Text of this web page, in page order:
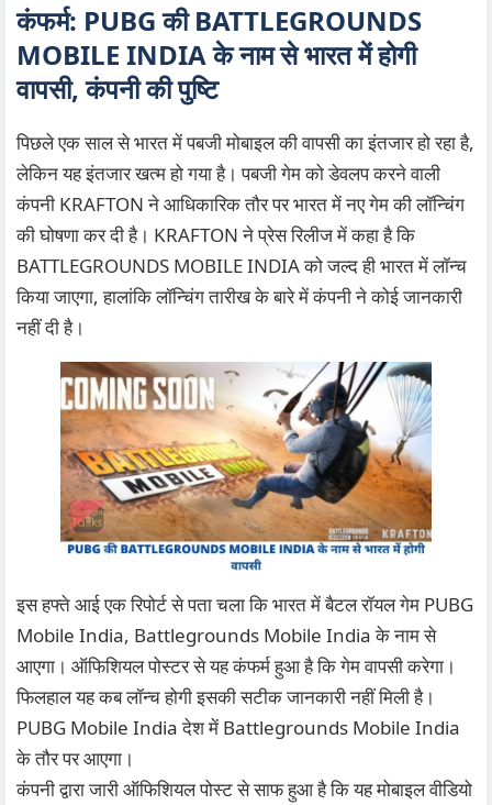
कंफर्म: PUBG की BATTLEGROUNDS
MOBILE INDIA के नाम से भारत में होगी
वापसी, कंपनी की पुष्टि
पिछले एक साल से भारत में पबजी मोबाइल की वापसी का इंतजार हो रहा है,
लेकिन यह इंतजार खत्म हो गया है। पबजी गेम को डेवलप करने वाली
कंपनी KRAFTON ने आधिकारिक तौर पर भारत में नए गेम की लॉन्चिंग
की घोषणा कर दी है। KRAFTON ने प्रेस रिलीज में कहा है कि
BATTLEGROUNDS MOBILE INDIA को जल्द ही भारत में लॉन्च
किया जाएगा, हालांकि लॉन्चिंग तारीख के बारे में कंपनी ने कोई जानकारी
नहीं दी है।
इस हफ्ते आई एक रिपोर्ट से पता चला कि भारत में बैटल रॉयल गेम PUBG
Mobile India, Battlegrounds Mobile India के नाम से
आएगा। ऑफिशियल पोस्टर से यह कंफर्म हुआ है कि गेम वापसी करेगा।
फिलहाल यह कब लॉन्च होगी इसकी सटीक जानकारी नहीं मिली है।
PUBG Mobile India देश में Battlegrounds Mobile India
के तौर पर आएगा।
कंपनी द्वारा जारी ऑफिशियल पोस्ट से साफ हुआ है कि यह मोबाइल वीडियो